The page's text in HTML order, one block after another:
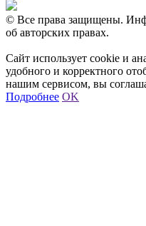
© Все права защищены.
об авторских правах.
Сайт использует cookie и
удобного и корректного
нашим сервисом, вы
Подробнее OK